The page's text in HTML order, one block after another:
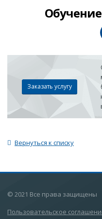
Заказать услугу
Вернуться к списку
© 2021 Все права защищены
Пользовательское